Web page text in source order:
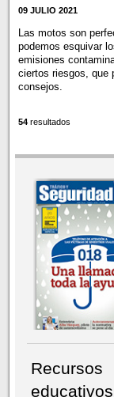
09 JULIO 2021
Las motos son
podemos esquivar
emisiones
ciertos riesgos, que
consejos.
54resultados
Recursos
educativos